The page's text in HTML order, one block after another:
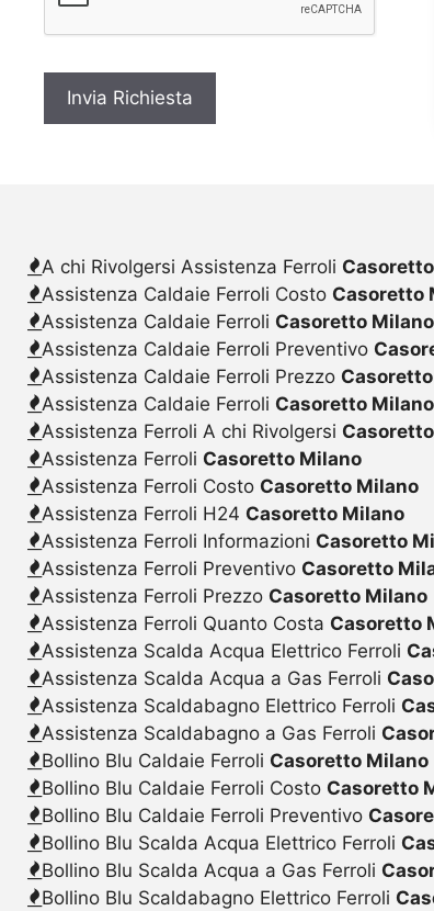
y
A chi Rivolgersi Assistenza Ferroli
Assistenza Caldaie Ferroli Costo Casoretto
Assistenza Caldaie Ferroli Casoretto Milano
Assistenza Caldaie Ferroli Preventivo
Assistenza Caldaie Ferroli Prezzo
Assistenza Caldaie Ferroli Casoretto Milano
Assistenza Ferroli A chi Rivolgersi
Assistenza Ferroli Casoretto Milano
Assistenza Ferroli Costo Casoretto Milano
Assistenza Ferroli H24 Casoretto Milano
Assistenza Ferroli Informazioni Casoretto
Assistenza Ferroli Preventivo Casoretto
Assistenza Ferroli Prezzo Casoretto Milano
Assistenza Ferroli Quanto Costa Casoretto
Assistenza Scalda Acqua Elettrico Ferroli
Assistenza Scalda Acqua a Gas Ferroli
Assistenza Scaldabagno Elettrico Ferroli
Assistenza Scaldabagno a Gas Ferroli
Bollino Blu Caldaie Ferroli Casoretto Milano
Bollino Blu Caldaie Ferroli Costo Casoretto
Bollino Blu Caldaie Ferroli Preventivo
Bollino Blu Scalda Acqua Elettrico Ferroli
Bollino Blu Scalda Acqua a Gas Ferroli
Bollino Blu Scaldabagno Elettrico Ferroli